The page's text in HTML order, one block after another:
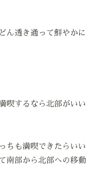
ん透き通って鮮やかに
喫するなら北部がいい
ちも満喫できたらいい
南部から北部への移動